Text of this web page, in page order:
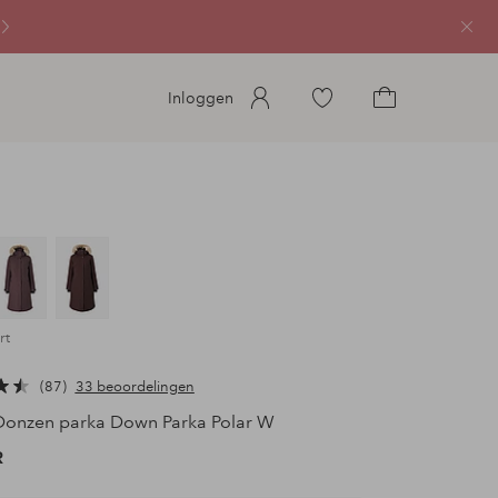
Inloggen
Ga
87 33 beoordelingen
parka Down Parka Polar W